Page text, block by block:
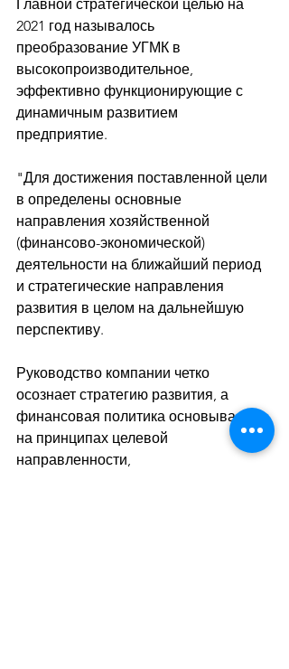
Главной стратегической целью на
2021 год называлось
преобразование УГМК в
высокопроизводительное,
эффективно функционирующие с
динамичным развитием
предприятие.
"Для достижения поставленной цели
в определены основные
направления хозяйственной
(финансово-экономической)
деятельности на ближайший период
и стратегические направления
развития в целом на дальнейшую
перспективу.
Руководство компании четко
осознает стратегию развития, а
финансовая политика основывается
на принципах целевой
направленности,